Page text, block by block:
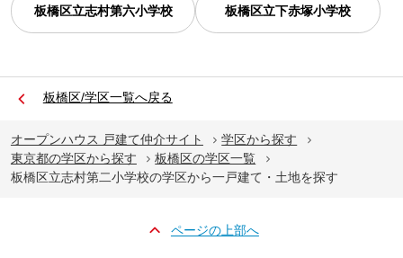
板橋区立志村第六小学校 板橋区立下赤塚小学校
板橋区/学区一覧へ戻る
オープンハウス 戸建て仲介サイト
学区から探す
東京都の学区から探す
板橋区の学区一覧
板橋区立志村第二小学校の学区から一戸建て・土地を探す
ページの上部へ